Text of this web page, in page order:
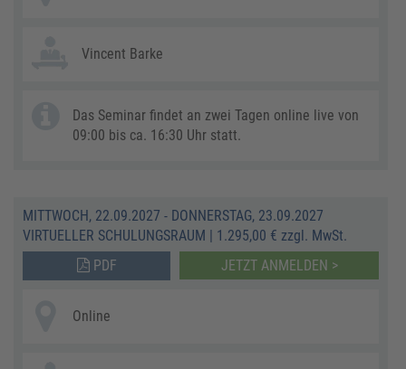
Vincent Barke
Das Seminar findet an zwei Tagen online live von
09:00 bis ca. 16:30 Uhr statt.
MITTWOCH, 22.09.2027 - DONNERSTAG, 23.09.2027
VIRTUELLER SCHULUNGSRAUM | 1.295,00 € zzgl. MwSt.
PDF
JETZT ANMELDEN >
Online